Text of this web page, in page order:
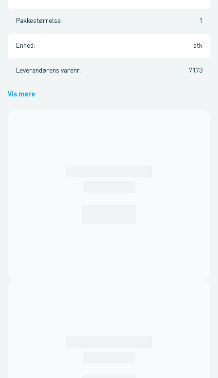
Pakkestørrelse: 1
Enhed : stk
Leverandørens varenr. : 7173
Vis mere